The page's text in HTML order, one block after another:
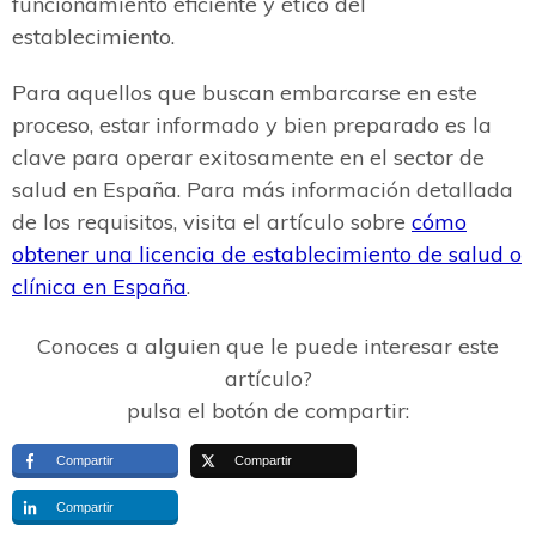
establecimiento.
Para aquellos que buscan embarcarse en este
proceso, estar informado y bien preparado es la
clave para operar exitosamente en el sector de
salud en España. Para más información detallada
de los requisitos, visita el artículo sobre cómo
obtener una licencia de establecimiento de salud o
clínica en España.
Conoces a alguien que le puede interesar este
artículo?
pulsa el botón de compartir:
Compartir Compartir
Compartir